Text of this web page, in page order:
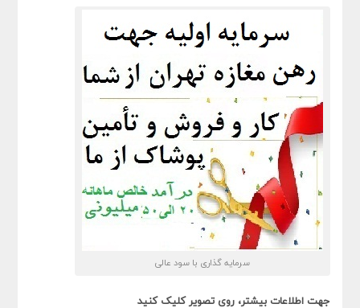
سرمایه گذاری با سود عالی
جهت اطلاعات بیشتر، روی تصویر کلیک کنید